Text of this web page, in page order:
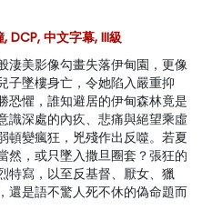
須知
計劃
目
DCP, 中文字幕, III級
淒美影像勾畫失落伊甸園，更像
子墜樓身亡，令她陷入嚴重抑
恐懼，誰知避居的伊甸森林竟是
識深處的內疚、悲痛與絕望乘虛
頓變瘋狂，兇殘作出反噬。若夏
然，或只墜入撒旦圈套？張狂的
特寫，以至反基督、厭女、獵
還是語不驚人死不休的偽命題而